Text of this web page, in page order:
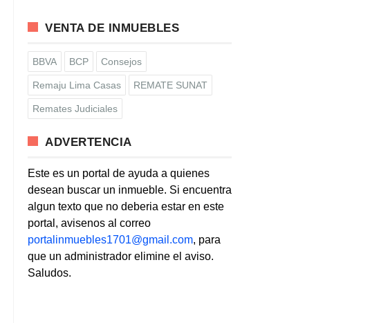
VENTA DE INMUEBLES
BBVA BCP Consejos
Remaju Lima Casas REMATE SUNAT
Remates Judiciales
ADVERTENCIA
Este es un portal de ayuda a quienes
desean buscar un inmueble. Si encuentra
algun texto que no deberia estar en este
portal, avisenos al correo
portalinmuebles1701@gmail.com, para
que un administrador elimine el aviso.
Saludos.